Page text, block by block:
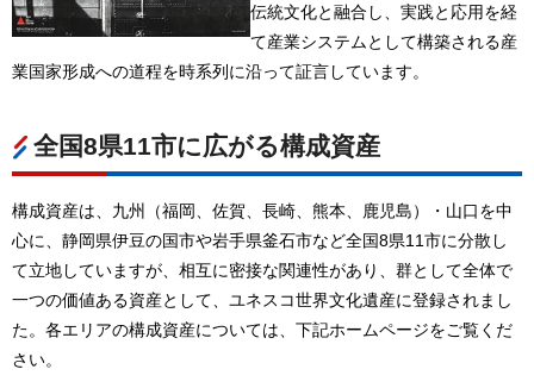
伝統文化と融合し、実践と応用を経
て産業システムとして構築される産
業国家形成への道程を時系列に沿って証言しています。
全国8県11市に広がる構成資産
構成資産は、九州（福岡、佐賀、長崎、熊本、鹿児島）・山口を中
心に、静岡県伊豆の国市や岩手県釜石市など全国8県11市に分散し
て立地していますが、相互に密接な関連性があり、群として全体で
一つの価値ある資産として、ユネスコ世界文化遺産に登録されまし
た。各エリアの構成資産については、下記ホームページをご覧くだ
さい。